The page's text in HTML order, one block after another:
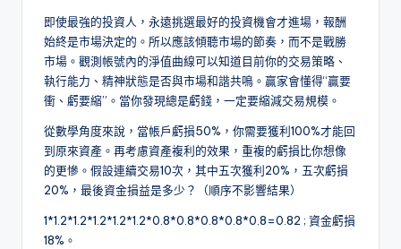
即使最強的投資人，永遠挑選最好的投資機會才進場，報酬
始終是市場決定的。所以應該傾聽市場的節奏，而不是戰勝
市場。觀測帳號內的淨值曲線可以知道目前你的交易策略、
執行能力、精神狀態是否與市場和諧共鳴。贏家會懂得“贏要
衝、虧要縮”。當你發現總是虧錢，一定要縮減交易規模。
從數學角度來說，當帳戶虧損50%，你需要獲利100%才能回
到原來資產。再考慮資產複利的效果，重複的虧損比你想像
的更慘。假設連續交易10次，其中五次獲利20%，五次虧損
20%，最後資金損益是多少？（順序不影響結果）
1*1.2*1.2*1.2*1.2*1.2*0.8*0.8*0.8*0.8*0.8=0.82 ; 資金虧損
18%。